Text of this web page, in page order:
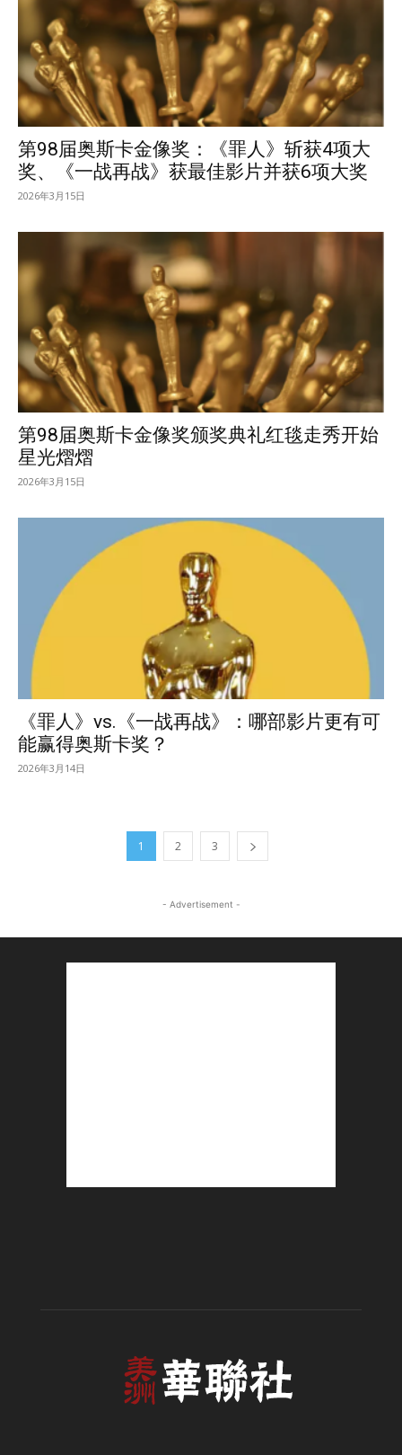
第98届奥斯卡金像奖：《罪人》斩获4项大
奖、《一战再战》获最佳影片并获6项大奖
2026年3月15日
第98届奥斯卡金像奖颁奖典礼红毯走秀开始
星光熠熠
2026年3月15日
《罪人》vs.《一战再战》：哪部影片更有可
能赢得奥斯卡奖？
2026年3月14日
1 2 3
- Advertisement -